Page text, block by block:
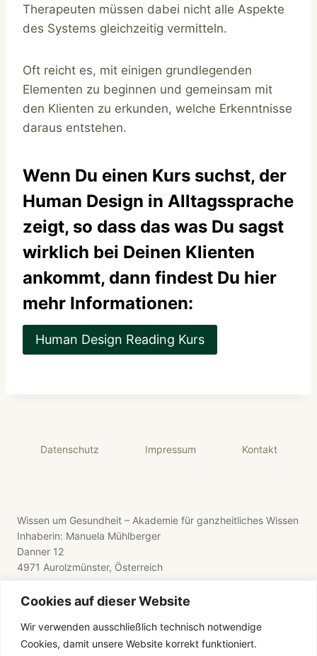
Cookies auf dieser Website
Wir verwenden ausschließlich technisch notwendige
Cookies, damit unsere Website korrekt funktioniert.
Therapeuten müssen dabei nicht alle Aspekte
des Systems gleichzeitig vermitteln.
Oft reicht es, mit einigen grundlegenden
Elementen zu beginnen und gemeinsam mit
den Klienten zu erkunden, welche Erkenntnisse
daraus entstehen.
Wenn Du einen Kurs suchst, der
Human Design in Alltagssprache
zeigt, so dass das was Du sagst
wirklich bei Deinen Klienten
ankommt, dann findest Du hier
mehr Informationen:
Human Design Reading Kurs
Datenschutz Impressum Kontakt
Wissen um Gesundheit – Akademie für ganzheitliches Wissen
Inhaberin: Manuela Mühlberger
Danner 12
4971 Aurolzmünster, Österreich
E-Mail: wissen-um-gesundheit@gmx.de